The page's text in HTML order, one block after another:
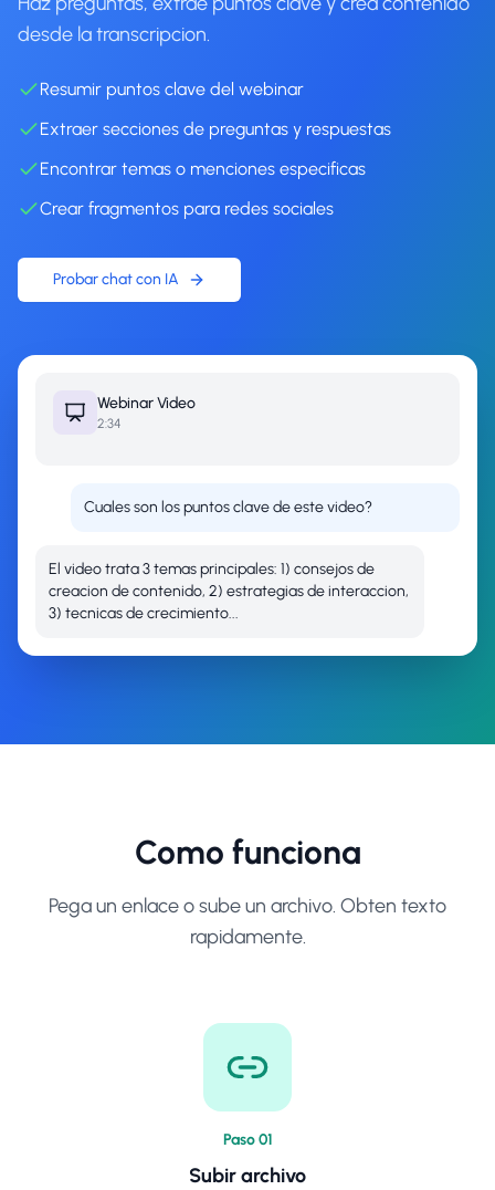
desde la transcripcion.
Resumir puntos clave del webinar
Extraer secciones de preguntas y respuestas
Encontrar temas o menciones especificas
Crear fragmentos para redes sociales
Probar chat con IA
WebinarVideo
2:34
Cuales son los puntos clave de este video?
El video trata 3 temas principales: 1) consejos de
creacion de contenido, 2) estrategias de interaccion,
3) tecnicas de crecimiento...
Como funciona
Pega un enlace o sube un archivo. Obten texto
rapidamente.
Paso01
Subir archivo